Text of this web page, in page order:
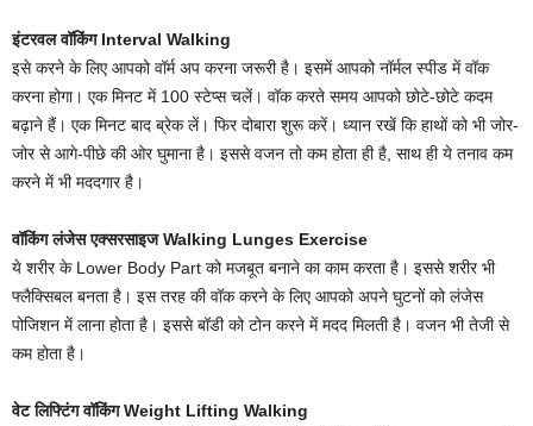
इंटरवल वॉक‍िंग Interval Walking
इसे करने के ल‍िए आपको वॉर्म अप करना जरूरी है। इसमें आपको नॉर्मल स्‍पीड में वॉक
करना होगा। एक म‍िनट में 100 स्‍टेप्‍स चलें। वॉक करते समय आपको छोटे-छोटे कदम
बढ़ाने हैं। एक म‍िनट बाद ब्रेक लें। फ‍िर दोबारा शुरू करें। ध्‍यान रखें क‍ि हाथों को भी जोर-
जोर से आगे-पीछे की ओर घुमाना है। इससे वजन तो कम होता ही है, साथ ही ये तनाव कम
करने में भी मददगार है।
वॉकिंग लंजेस एक्‍सरसाइज Walking Lunges Exercise
ये शरीर के Lower Body Part को मजबूत बनाने का काम करता है। इससे शरीर भी
फ्लैक्सिबल बनता है। इस तरह की वॉक करने के ल‍िए आपको अपने घुटनों को लंजेस
पोज‍िशन में लाना होता है। इससे बॉडी को टोन करने में मदद म‍िलती है। वजन भी तेजी से
कम होता है।
वेट लिफ्टिंग वॉक‍िंग Weight Lifting Walking